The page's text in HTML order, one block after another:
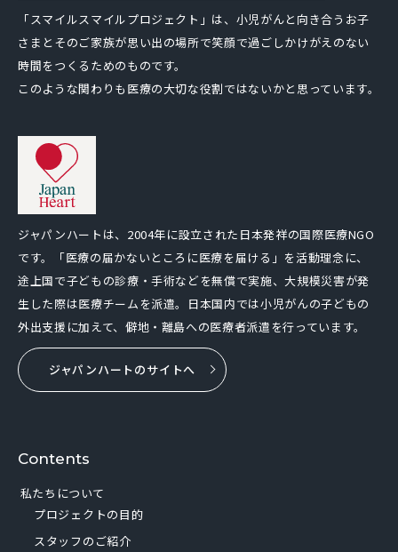
「スマイルスマイルプロジェクト」は、小児がんと向き合うお子
さまとそのご家族が思い出の場所で笑顔で過ごしかけがえのない
時間をつくるためのものです。
このような関わりも医療の大切な役割ではないかと思っています。
ジャパンハートは、2004年に設立された日本発祥の国際医療NGO
です。「医療の届かないところに医療を届ける」を活動理念に、
途上国で子どもの診療・手術などを無償で実施、大規模災害が発
生した際は医療チームを派遣。日本国内では小児がんの子どもの
外出支援に加えて、僻地・離島への医療者派遣を行っています。
ジャパンハートのサイトへ
Contents
私たちについて
プロジェクトの目的
スタッフのご紹介